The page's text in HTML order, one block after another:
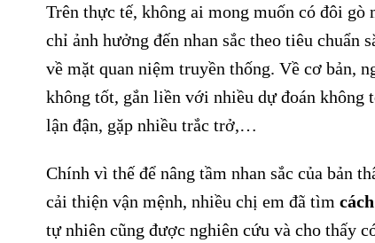
Trên thực tế, không ai mong muốn có đôi
chỉ ảnh hưởng đến nhan sắc theo tiêu chuẩn
về mặt quan niệm truyền thống. Về cơ bản,
không tốt, gắn liền với nhiều dự đoán
lận đận, gặp nhiều trắc trở,…
Chính vì thế để nâng tầm nhan sắc của bản
cải thiện vận mệnh, nhiều chị em đã tìm
tự nhiên cũng được nghiên cứu và cho thấy